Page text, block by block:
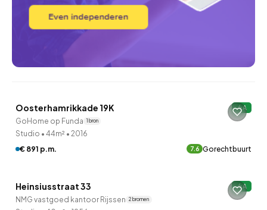
Oosterhamrikkade 19K A
GoHome op Funda 1 bron
Studio • 44m² • 2016
€ 891 p.m.
7.6 Gorechtbuurt
QUICKLANE™
Heinsiusstraat 33 A
NMG vastgoed kantoor Rijssen 2 bronnen